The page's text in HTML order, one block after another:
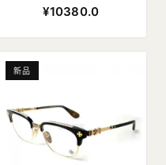
¥10380.0
新品